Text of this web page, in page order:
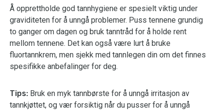
Å opprettholde god tannhygiene er spesielt viktig under
graviditeten for å unngå problemer. Puss tennene grundig
to ganger om dagen og bruk tanntråd for å holde rent
mellom tennene. Det kan også være lurt å bruke
fluortannkrem, men sjekk med tannlegen din om det finnes
spesifikke anbefalinger for deg.
Tips: Bruk en myk tannbørste for å unngå irritasjon av
tannkjøttet, og vær forsiktig når du pusser for å unngå